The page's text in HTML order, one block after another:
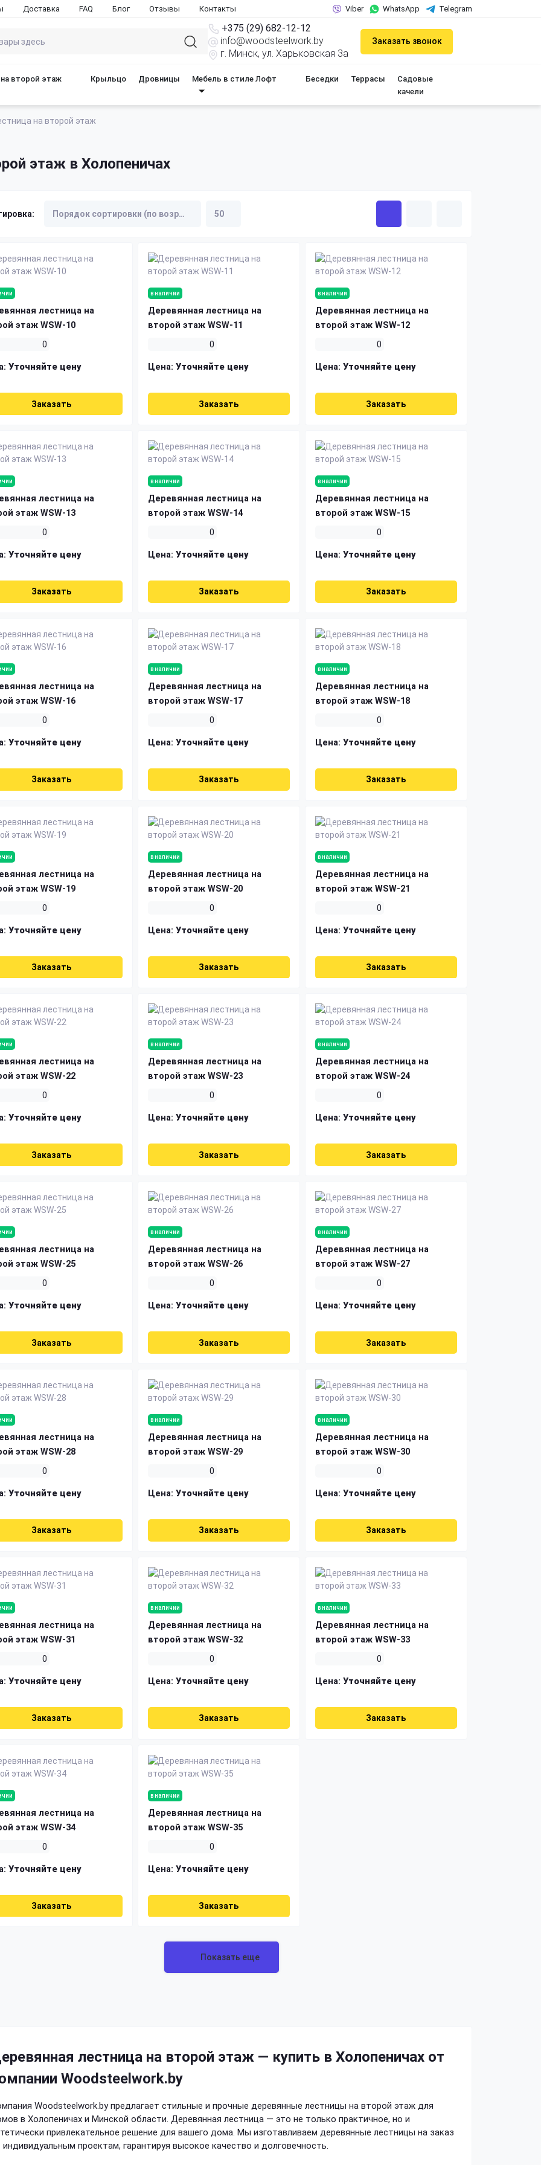
Доставка FAQ Блог Отзывы Контакты Viber WhatsApp Telegram
+375 (29) 682-12-12
info@woodsteelwork.by
г. Минск, ул. Харьковская 3а
Заказать звонок
второй этаж Крыльцо Дровницы Мебель в стиле Лофт Беседки Террасы
Садовые
качели
на второй этаж
этаж в Холопеничах
лестница на
этаж WSW-10
0
Уточняйте цену
Заказать
в наличии
Деревянная лестница на
второй этаж WSW-11
0
Цена: Уточняйте цену
Заказать
в наличии
Деревянная лестница на
второй этаж WSW-12
0
Цена: Уточняйте цену
Заказать
лестница на
этаж WSW-13
0
Уточняйте цену
Заказать
в наличии
Деревянная лестница на
второй этаж WSW-14
0
Цена: Уточняйте цену
Заказать
в наличии
Деревянная лестница на
второй этаж WSW-15
0
Цена: Уточняйте цену
Заказать
лестница на
этаж WSW-16
0
Уточняйте цену
Заказать
в наличии
Деревянная лестница на
второй этаж WSW-17
0
Цена: Уточняйте цену
Заказать
в наличии
Деревянная лестница на
второй этаж WSW-18
0
Цена: Уточняйте цену
Заказать
лестница на
этаж WSW-19
0
Уточняйте цену
Заказать
в наличии
Деревянная лестница на
второй этаж WSW-20
0
Цена: Уточняйте цену
Заказать
в наличии
Деревянная лестница на
второй этаж WSW-21
0
Цена: Уточняйте цену
Заказать
лестница на
этаж WSW-22
0
Уточняйте цену
Заказать
в наличии
Деревянная лестница на
второй этаж WSW-23
0
Цена: Уточняйте цену
Заказать
в наличии
Деревянная лестница на
второй этаж WSW-24
0
Цена: Уточняйте цену
Заказать
лестница на
этаж WSW-25
0
Уточняйте цену
Заказать
в наличии
Деревянная лестница на
второй этаж WSW-26
0
Цена: Уточняйте цену
Заказать
в наличии
Деревянная лестница на
второй этаж WSW-27
0
Цена: Уточняйте цену
Заказать
лестница на
этаж WSW-28
0
Уточняйте цену
Заказать
в наличии
Деревянная лестница на
второй этаж WSW-29
0
Цена: Уточняйте цену
Заказать
в наличии
Деревянная лестница на
второй этаж WSW-30
0
Цена: Уточняйте цену
Заказать
лестница на
этаж WSW-31
0
Уточняйте цену
Заказать
в наличии
Деревянная лестница на
второй этаж WSW-32
0
Цена: Уточняйте цену
Заказать
в наличии
Деревянная лестница на
второй этаж WSW-33
0
Цена: Уточняйте цену
Заказать
лестница на
этаж WSW-34
0
Уточняйте цену
Заказать
в наличии
Деревянная лестница на
второй этаж WSW-35
0
Цена: Уточняйте цену
Заказать
Показать еще
лестница на второй этаж — купить в Холопеничах от
Woodsteelwork.by
Woodsteelwork.by предлагает стильные и прочные деревянные лестницы на второй этаж для
в Холопеничах и Минской области. Деревянная лестница — это не только практичное, но и
привлекательное решение для вашего дома. Мы изготавливаем деревянные лестницы на заказ
индивидуальным проектам, гарантируя высокое качество и долговечность.